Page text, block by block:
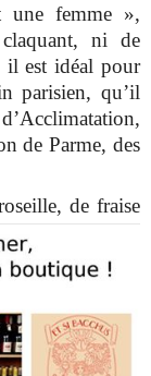
une femme »,
ni de
il est idéal pour
parisien, qu’il
de Parme, des
de fraise